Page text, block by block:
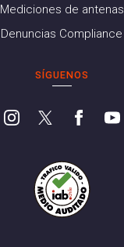
Mediciones de antenas
Denuncias Compliance
SÍGUENOS